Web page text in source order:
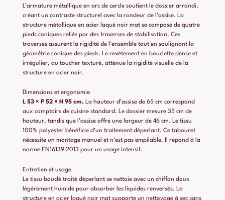
L’armature métallique en arc de cercle soutient le dossier arrondi,
créant un contraste structurel avec la rondeur de l’assise. La
structure métallique en acier laqué noir mat se compose de quatre
pieds coniques reliés par des traverses de stabilisation. Ces
traverses assurent la rigidité de l’ensemble tout en soulignant la
géométrie conique des pieds. Le revêtement en bouclette dense et
irrégulier, au toucher texturé, atténue la rigidité visuelle de la
structure en acier noir.
Dimensions et ergonomie
L 53 × P 52 × H 95 cm. La hauteur d’assise de 65 cm correspond
aux comptoirs de cuisine standard. Le dossier mesure 35 cm de
hauteur, tandis que l’assise offre une largeur de 46 cm. Le tissu
100% polyester bénéficie d’un traitement déperlant. Ce tabouret
nécessite un montage manuel et n’est pas empilable. Il répond à la
norme EN16139:2013 pour un usage intensif.
Entretien et usage
Le tissu bouclé traité déperlant se nettoie avec un chiffon doux
légèrement humide pour absorber les liquides renversés. La
structure en acier laqué noir mat supporte un nettoyage à sec sans